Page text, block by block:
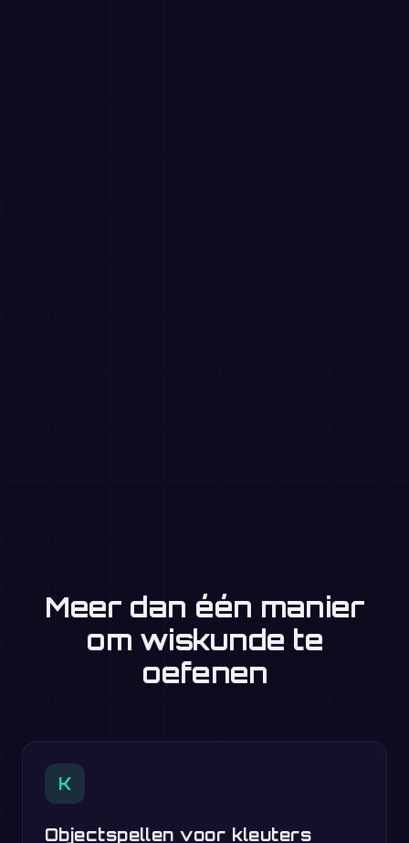
Meer dan één manier
om wiskunde te
oefenen
K
Objectspellen voor kleuters